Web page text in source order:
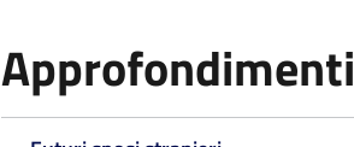
Approfondimenti